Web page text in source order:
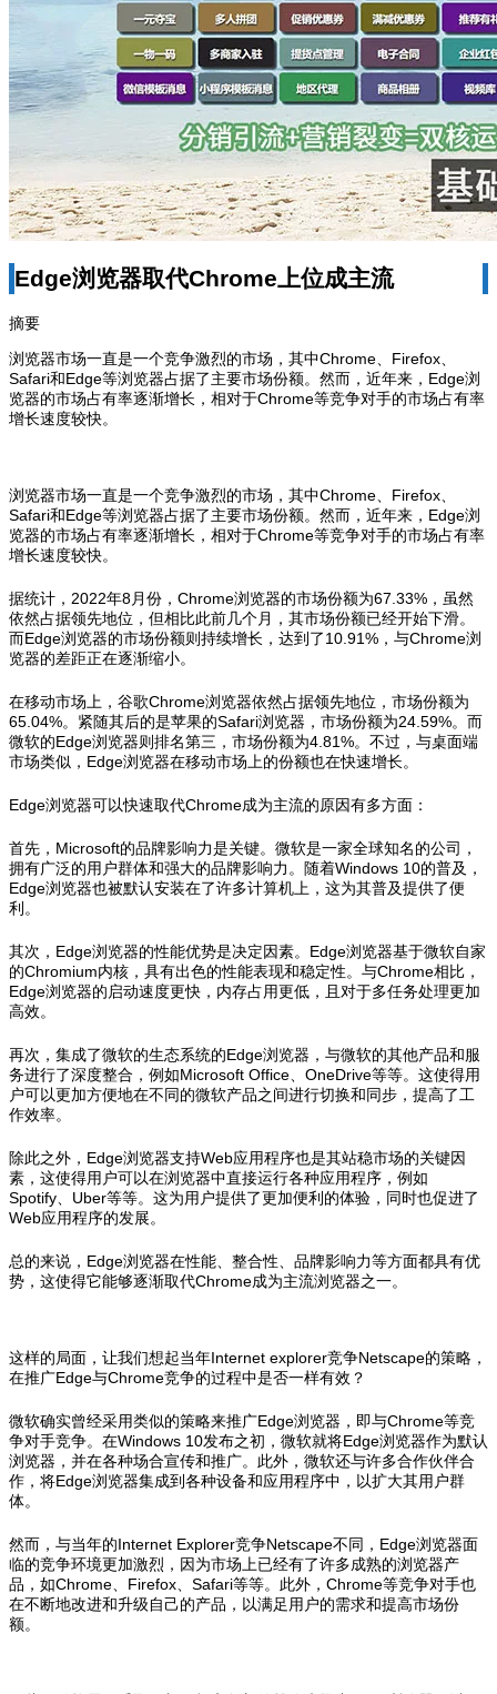
Edge浏览器取代Chrome上位成主流
摘要
浏览器市场一直是一个竞争激烈的市场，其中Chrome、Firefox、
Safari和Edge等浏览器占据了主要市场份额。然而，近年来，Edge浏
览器的市场占有率逐渐增长，相对于Chrome等竞争对手的市场占有率
增长速度较快。
浏览器市场一直是一个竞争激烈的市场，其中Chrome、Firefox、
Safari和Edge等浏览器占据了主要市场份额。然而，近年来，Edge浏
览器的市场占有率逐渐增长，相对于Chrome等竞争对手的市场占有率
增长速度较快。
据统计，2022年8月份，Chrome浏览器的市场份额为67.33%，虽然
依然占据领先地位，但相比此前几个月，其市场份额已经开始下滑。
而Edge浏览器的市场份额则持续增长，达到了10.91%，与Chrome浏
览器的差距正在逐渐缩小。
在移动市场上，谷歌Chrome浏览器依然占据领先地位，市场份额为
65.04%。紧随其后的是苹果的Safari浏览器，市场份额为24.59%。而
微软的Edge浏览器则排名第三，市场份额为4.81%。不过，与桌面端
市场类似，Edge浏览器在移动市场上的份额也在快速增长。
Edge浏览器可以快速取代Chrome成为主流的原因有多方面：
首先，Microsoft的品牌影响力是关键。微软是一家全球知名的公司，
拥有广泛的用户群体和强大的品牌影响力。随着Windows 10的普及，
Edge浏览器也被默认安装在了许多计算机上，这为其普及提供了便
利。
其次，Edge浏览器的性能优势是决定因素。Edge浏览器基于微软自家
的Chromium内核，具有出色的性能表现和稳定性。与Chrome相比，
Edge浏览器的启动速度更快，内存占用更低，且对于多任务处理更加
高效。
再次，集成了微软的生态系统的Edge浏览器，与微软的其他产品和服
务进行了深度整合，例如Microsoft Office、OneDrive等等。这使得用
户可以更加方便地在不同的微软产品之间进行切换和同步，提高了工
作效率。
除此之外，Edge浏览器支持Web应用程序也是其站稳市场的关键因
素，这使得用户可以在浏览器中直接运行各种应用程序，例如
Spotify、Uber等等。这为用户提供了更加便利的体验，同时也促进了
Web应用程序的发展。
总的来说，Edge浏览器在性能、整合性、品牌影响力等方面都具有优
势，这使得它能够逐渐取代Chrome成为主流浏览器之一。
这样的局面，让我们想起当年Internet explorer竞争Netscape的策略，
在推广Edge与Chrome竞争的过程中是否一样有效？
微软确实曾经采用类似的策略来推广Edge浏览器，即与Chrome等竞
争对手竞争。在Windows 10发布之初，微软就将Edge浏览器作为默认
浏览器，并在各种场合宣传和推广。此外，微软还与许多合作伙伴合
作，将Edge浏览器集成到各种设备和应用程序中，以扩大其用户群
体。
然而，与当年的Internet Explorer竞争Netscape不同，Edge浏览器面
临的竞争环境更加激烈，因为市场上已经有了许多成熟的浏览器产
品，如Chrome、Firefox、Safari等等。此外，Chrome等竞争对手也
在不断地改进和升级自己的产品，以满足用户的需求和提高市场份
额。